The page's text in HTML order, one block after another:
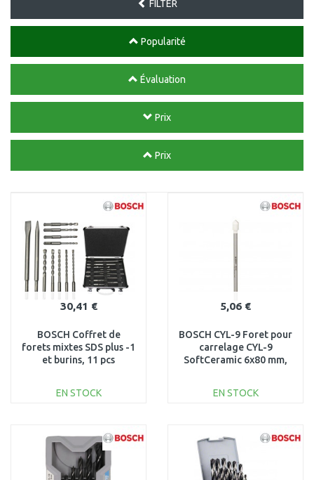
FILTER
Popularité
Évaluation
Prix
Prix
30,41 €
BOSCH Coffret de
forets mixtes SDS plus -1
et burins, 11 pcs
EN STOCK
Au comparatif
5,06 €
BOSCH CYL-9 Foret pour
carrelage CYL-9
SoftCeramic 6x80 mm,
EN STOCK
Au comparatif